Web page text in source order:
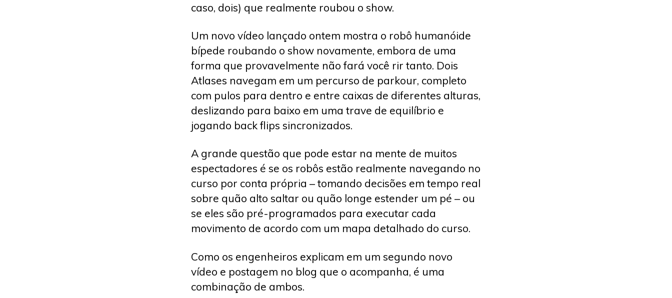
caso, dois) que realmente roubou o show.
Um novo vídeo lançado ontem mostra o robô humanóide
bípede roubando o show novamente, embora de uma
forma que provavelmente não fará você rir tanto. Dois
Atlases navegam em um percurso de parkour, completo
com pulos para dentro e entre caixas de diferentes alturas,
deslizando para baixo em uma trave de equilíbrio e
jogando back flips sincronizados.
A grande questão que pode estar na mente de muitos
espectadores é se os robôs estão realmente navegando no
curso por conta própria – tomando decisões em tempo real
sobre quão alto saltar ou quão longe estender um pé – ou
se eles são pré-programados para executar cada
movimento de acordo com um mapa detalhado do curso.
Como os engenheiros explicam em um segundo novo
vídeo e postagem no blog que o acompanha, é uma
combinação de ambos.